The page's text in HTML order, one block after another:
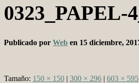
0323_PAPEL-
Publicado por Web en 15 diciembre,
Tamaño: 150 × 150 | 300 × 296 | 603 × 595